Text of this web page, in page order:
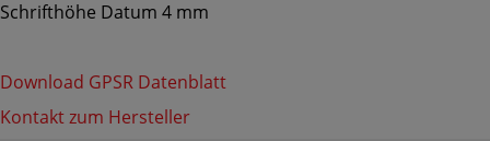
Schrifthöhe Datum 4 mm
Download GPSR Datenblatt
Kontakt zum Hersteller